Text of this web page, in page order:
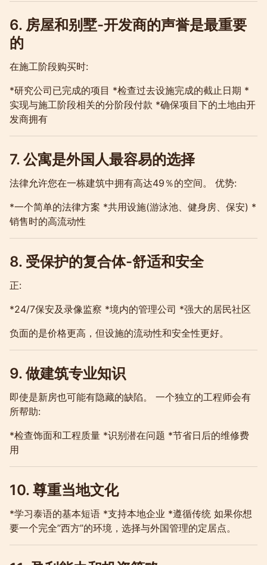
6. 房屋和别墅-开发商的声誉是最重要
的
在施工阶段购买时:
*研究公司已完成的项目 *检查过去设施完成的截止日期 *
实现与施工阶段相关的分阶段付款 *确保项目下的土地由开
发商拥有
7. 公寓是外国人最容易的选择
法律允许您在一栋建筑中拥有高达49％的空间。 优势:
*一个简单的法律方案 *共用设施(游泳池、健身房、保安) *
销售时的高流动性
8. 受保护的复合体-舒适和安全
正:
*24/7保安及录像监察 *境内的管理公司 *强大的居民社区
负面的是价格更高，但设施的流动性和安全性更好。
9. 做建筑专业知识
即使是新房也可能有隐藏的缺陷。 一个独立的工程师会有
所帮助:
*检查饰面和工程质量 *识别潜在问题 *节省日后的维修费
用
10. 尊重当地文化
*学习泰语的基本短语 *支持本地企业 *遵循传统 如果你想
要一个完全”西方”的环境，选择与外国管理的定居点。